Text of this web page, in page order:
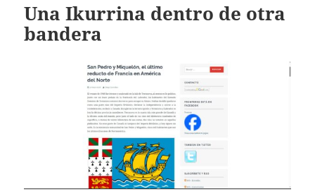
Una Ikurrina dentro de otra
bandera